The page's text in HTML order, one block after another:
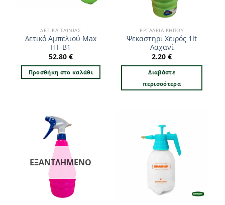
ΔΕΤΙΚΆ ΤΑΙΝΊΑΣ
Δετικό Αμπελιού Max
HT-B1
52.80 €
Προσθήκη στο καλάθι
ΕΡΓΑΛΕΊΑ ΚΉΠΟΥ
Ψεκαστηρι Χειρός 1lt
Λαχανί
2.20€
Διαβάστε
περισσότερα
ΕΞΑΝΤΛΗΜΈΝΟ